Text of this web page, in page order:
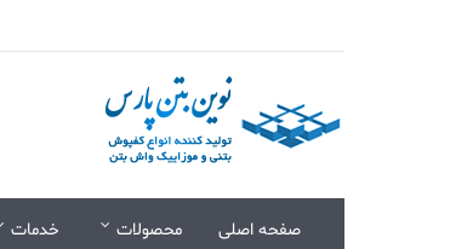
صفحه اصلی محصولات خدمات